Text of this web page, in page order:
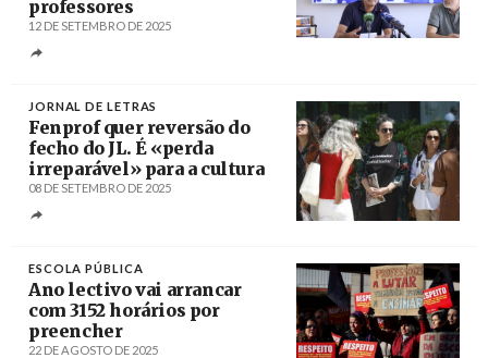
professores
12 DE SETEMBRO DE 2025
JORNAL DE LETRAS
Fenprof quer reversão do
fecho do JL. É «perda
irreparável» para a cultura
08 DE SETEMBRO DE 2025
ESCOLA PÚBLICA
Ano lectivo vai arrancar
com 3152 horários por
preencher
22 DE AGOSTO DE 2025